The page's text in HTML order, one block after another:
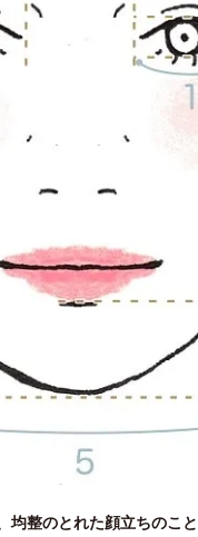
均整のとれた顔立ちのこと